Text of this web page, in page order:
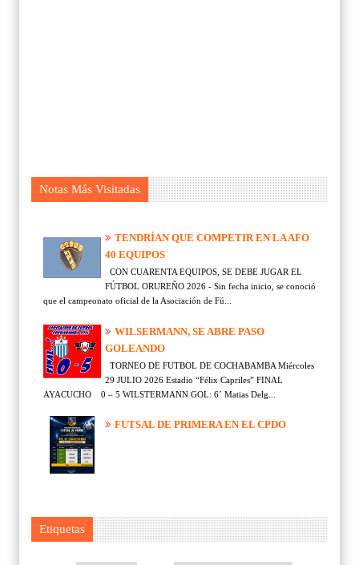
Notas Más Visitadas
TENDRÍAN QUE COMPETIR EN LA AFO
40 EQUIPOS
CON CUARENTA EQUIPOS, SE DEBE JUGAR EL
FÚTBOL ORUREÑO 2026 - Sin fecha inicio, se conoció
que el campeonato oficial de la Asociación de Fú...
WILSERMANN, SE ABRE PASO
GOLEANDO
TORNEO DE FUTBOL DE COCHABAMBA Miércoles
29 JULIO 2026 Estadio “Félix Capriles” FINAL
AYACUCHO 0 – 5 WILSTERMANN GOL: 6´ Matias Delg...
FUTSAL DE PRIMERA EN EL CPDO
Etiquetas